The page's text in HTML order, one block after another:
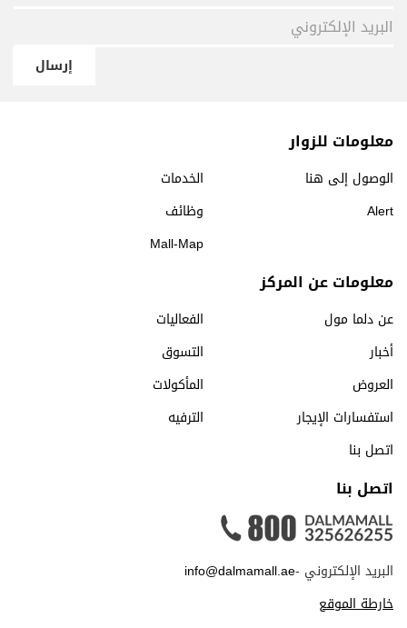
إرسال
معلومات للزوار
الخدمات
الوصول إلى هنا
وظائف
Alert
Mall-Map
معلومات عن المركز
عن دلما مول
الفعاليات
أخبار
التسوق
العروض
المأكولات
استفسارات الإيجار
الترفيه
اتصل بنا
اتصل بنا
البريد الإلكتروني -info@dalmamall.ae
خارطة الموقع